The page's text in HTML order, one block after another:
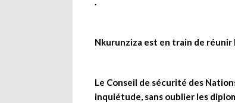
Nkurunziza est en train de
Le Conseil de sécurité des
inquiétude, sans oublier les